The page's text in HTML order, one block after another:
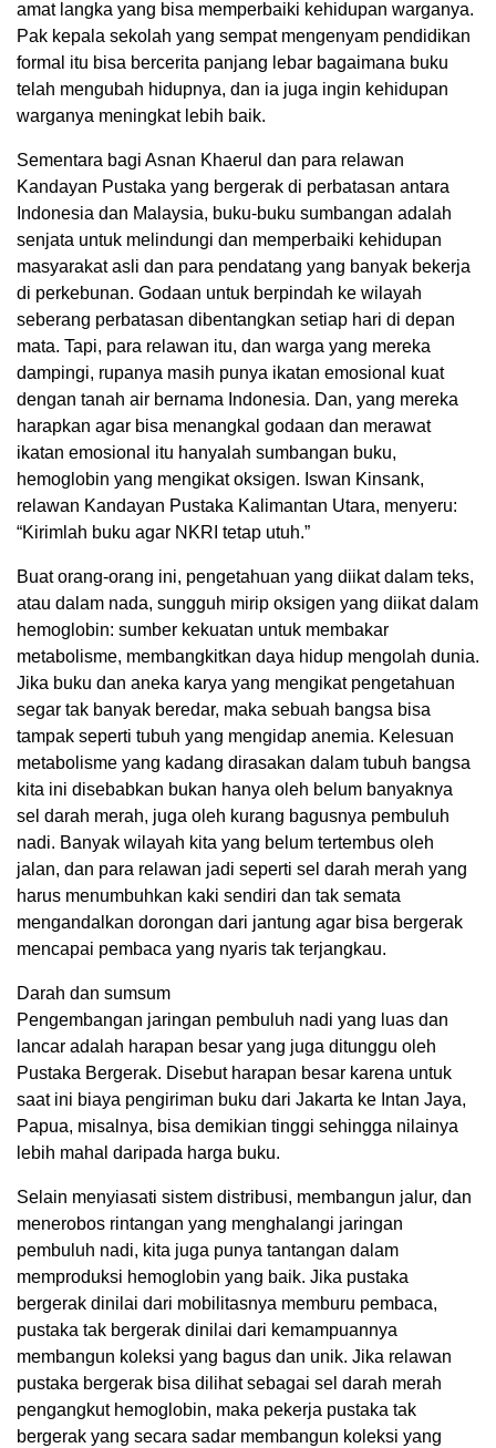
amat langka yang bisa memperbaiki kehidupan warganya.
Pak kepala sekolah yang sempat mengenyam pendidikan
formal itu bisa bercerita panjang lebar bagaimana buku
telah mengubah hidupnya, dan ia juga ingin kehidupan
warganya meningkat lebih baik.
Sementara bagi Asnan Khaerul dan para relawan
Kandayan Pustaka yang bergerak di perbatasan antara
Indonesia dan Malaysia, buku-buku sumbangan adalah
senjata untuk melindungi dan memperbaiki kehidupan
masyarakat asli dan para pendatang yang banyak bekerja
di perkebunan. Godaan untuk berpindah ke wilayah
seberang perbatasan dibentangkan setiap hari di depan
mata. Tapi, para relawan itu, dan warga yang mereka
dampingi, rupanya masih punya ikatan emosional kuat
dengan tanah air bernama Indonesia. Dan, yang mereka
harapkan agar bisa menangkal godaan dan merawat
ikatan emosional itu hanyalah sumbangan buku,
hemoglobin yang mengikat oksigen. Iswan Kinsank,
relawan Kandayan Pustaka Kalimantan Utara, menyeru:
“Kirimlah buku agar NKRI tetap utuh.”
Buat orang-orang ini, pengetahuan yang diikat dalam teks,
atau dalam nada, sungguh mirip oksigen yang diikat dalam
hemoglobin: sumber kekuatan untuk membakar
metabolisme, membangkitkan daya hidup mengolah dunia.
Jika buku dan aneka karya yang mengikat pengetahuan
segar tak banyak beredar, maka sebuah bangsa bisa
tampak seperti tubuh yang mengidap anemia. Kelesuan
metabolisme yang kadang dirasakan dalam tubuh bangsa
kita ini disebabkan bukan hanya oleh belum banyaknya
sel darah merah, juga oleh kurang bagusnya pembuluh
nadi. Banyak wilayah kita yang belum tertembus oleh
jalan, dan para relawan jadi seperti sel darah merah yang
harus menumbuhkan kaki sendiri dan tak semata
mengandalkan dorongan dari jantung agar bisa bergerak
mencapai pembaca yang nyaris tak terjangkau.
Darah dan sumsum
Pengembangan jaringan pembuluh nadi yang luas dan
lancar adalah harapan besar yang juga ditunggu oleh
Pustaka Bergerak. Disebut harapan besar karena untuk
saat ini biaya pengiriman buku dari Jakarta ke Intan Jaya,
Papua, misalnya, bisa demikian tinggi sehingga nilainya
lebih mahal daripada harga buku.
Selain menyiasati sistem distribusi, membangun jalur, dan
menerobos rintangan yang menghalangi jaringan
pembuluh nadi, kita juga punya tantangan dalam
memproduksi hemoglobin yang baik. Jika pustaka
bergerak dinilai dari mobilitasnya memburu pembaca,
pustaka tak bergerak dinilai dari kemampuannya
membangun koleksi yang bagus dan unik. Jika relawan
pustaka bergerak bisa dilihat sebagai sel darah merah
pengangkut hemoglobin, maka pekerja pustaka tak
bergerak yang secara sadar membangun koleksi yang